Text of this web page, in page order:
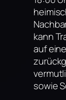
kann
auf
sowie